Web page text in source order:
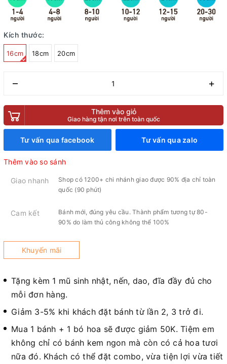
Kích thước:
16cm 18cm 20cm
– +
Thêm vào giỏ
Giao hàng tận nơi trên toàn quốc
Tư vấn qua facebook Tư vấn qua zalo
Thêm vào so sánh
Giao nhanh
Shop có 1200+ chi nhánh giao được 90% địa chỉ toàn
quốc (90 phút)
Cam kết
Bánh mới, đúng yêu cầu. Thành phẩm tương tự 80-
90% do làm thủ công không thể 100%
Khuyến mãi
Tặng kèm 1 mũ sinh nhật, nến, dao, đĩa đầy đủ cho
mỗi đơn hàng.
Giảm 3-5% khi khách đặt bánh từ lần 2, 3 trở đi.
Mua 1 bánh + 1 bó hoa sẽ được giảm 50K. Tiệm em
không chỉ có bánh kem ngon mà còn có cả hoa tươi
nữa đó. Khách có thể đặt combo, vừa tiện lợi vừa tiết